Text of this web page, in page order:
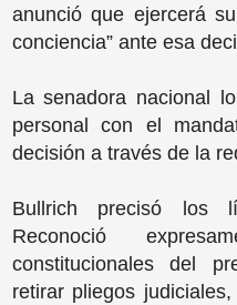
anunció que ejercerá
conciencia” ante esa
La senadora nacional
personal con el
decisión a través de la
Bullrich precisó los
Reconoció
constitucionales del
retirar pliegos